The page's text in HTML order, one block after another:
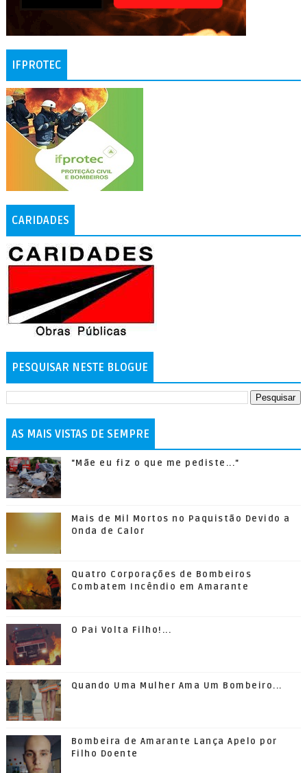
IFPROTEC
CARIDADES
PESQUISAR NESTE BLOGUE
AS MAIS VISTAS DE SEMPRE
"Mãe eu fiz o que me pediste..."
Mais de Mil Mortos no Paquistão Devido a
Onda de Calor
Quatro Corporações de Bombeiros
Combatem Incêndio em Amarante
O Pai Volta Filho!...
Quando Uma Mulher Ama Um Bombeiro...
Bombeira de Amarante Lança Apelo por
Filho Doente